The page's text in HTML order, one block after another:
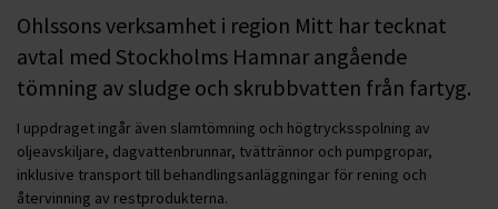
Ohlssons verksamhet i region Mitt har tecknat
avtal med Stockholms Hamnar angående
tömning av sludge och skrubbvatten från fartyg.
I uppdraget ingår även slamtömning och högtrycksspolning av
oljeavskiljare, dagvattenbrunnar, tvättrännor och pumpgropar,
inklusive transport till behandlingsanläggningar för rening och
återvinning av restprodukterna.